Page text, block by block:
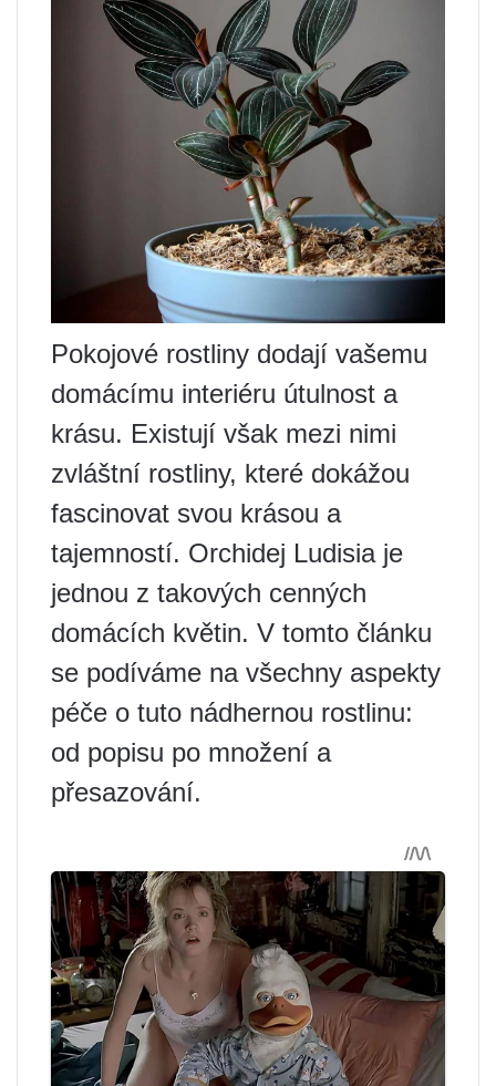
Pokojové rostliny dodají vašemu
domácímu interiéru útulnost a
krásu. Existují však mezi nimi
zvláštní rostliny, které dokážou
fascinovat svou krásou a
tajemností. Orchidej Ludisia je
jednou z takových cenných
domácích květin. V tomto článku
se podíváme na všechny aspekty
péče o tuto nádhernou rostlinu:
od popisu po množení a
přesazování.